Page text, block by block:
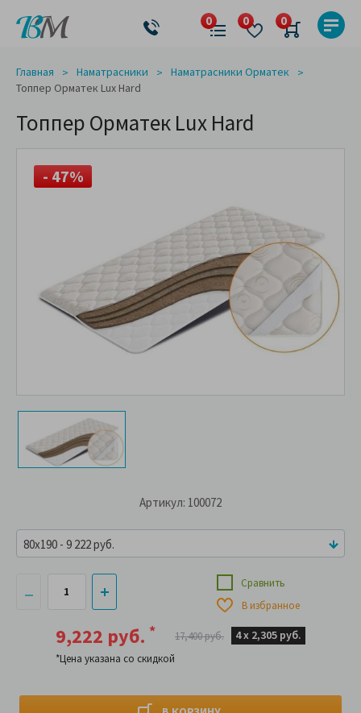
Главная Наматрасники
Наматрасники Орматек
Топпер Орматек Lux Hard
Топпер Орматек Lux Hard
- 47%
Артикул: 100072
9,222 руб. *
*Цена указана со скидкой
17,400 руб. 4 х 2,305 руб.
Сравнить
В избранное
80x190 - 9 222 руб.